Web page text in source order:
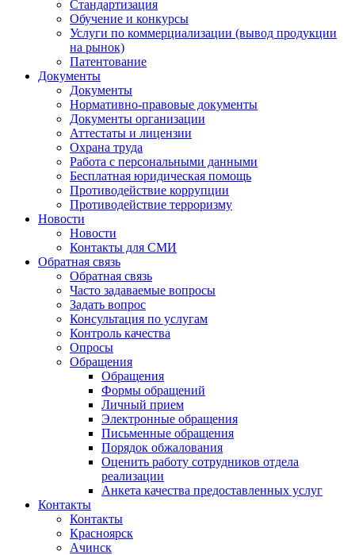
Стандартизация
Обучение и конкурсы
Услуги по коммерциализации (вывод продукции
на рынок)
Патентование
Документы
Документы
Нормативно-правовые документы
Документы организации
Аттестаты и лицензии
Охрана труда
Работа с персональными данными
Бесплатная юридическая помощь
Противодействие коррупции
Противодействие терроризму
Новости
Новости
Контакты для СМИ
Обратная связь
Обратная связь
Часто задаваемые вопросы
Задать вопрос
Консультация по услугам
Контроль качества
Опросы
Обращения
Обращения
Формы обращений
Личный прием
Электронные обращения
Письменные обращения
Порядок обжалования
Оценить работу сотрудников отдела
реализации
Анкета качества предоставленных услуг
Контакты
Контакты
Красноярск
Ачинск